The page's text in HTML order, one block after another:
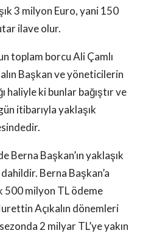
3 milyon Euro, yani 150
ilave olur.
toplam borcu Ali Çamlı
Başkan ve yöneticilerin
haliyle ki bunlar bağıştır ve
itibarıyla yaklaşık
Berna Başkan’ın yaklaşık
Berna Başkan’a
500 milyon TL ödeme
Açıkalın dönemleri
2 milyar TL’ye yakın